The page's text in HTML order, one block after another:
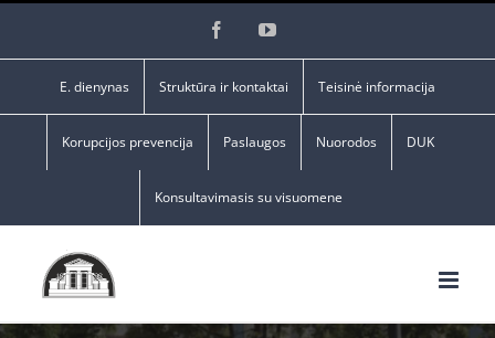
FacebookYouTube
E. dienynas Struktūra ir kontaktai Teisinė informacija
Korupcijos prevencija Paslaugos Nuorodos DUK
Konsultavimasis su visuomene